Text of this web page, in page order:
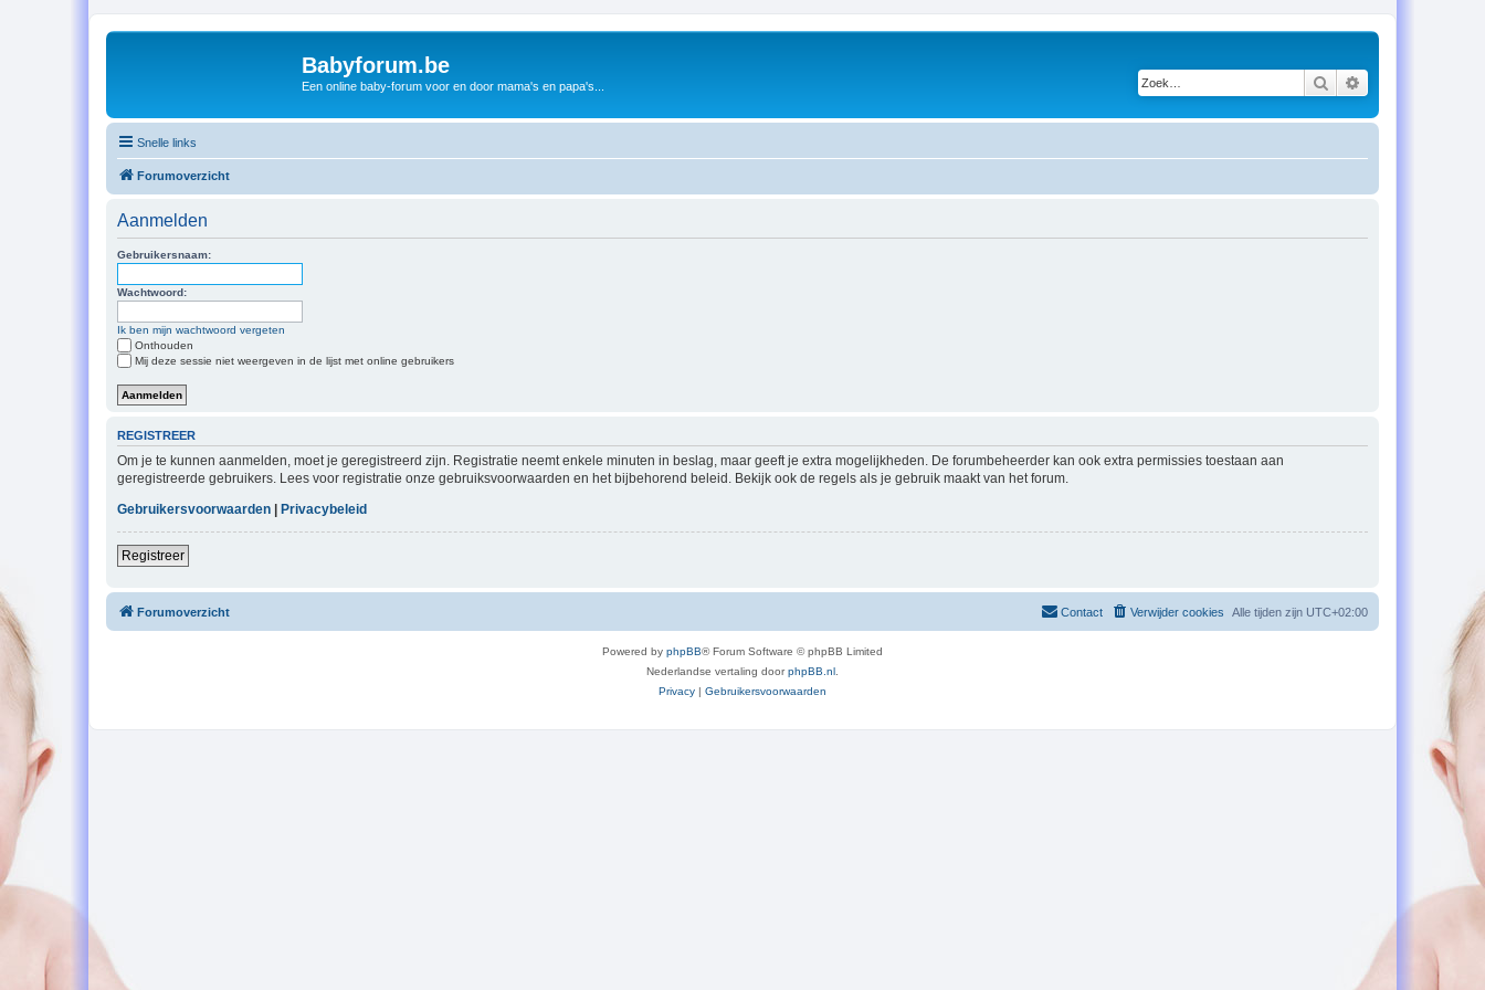
Babyforum.be
Een online baby-forum voor en door mama's en papa's... Zoek
Snelle links
Forumoverzicht
Aanmelden
Gebruikersnaam:
Wachtwoord:
Ik ben mijn wachtwoord vergeten
Onthouden
Mij deze sessie niet weergeven in de lijst met online gebruikers
REGISTREER
Om je te kunnen aanmelden, moet je geregistreerd zijn. Registratie neemt enkele minuten in beslag, maar geeft je extra mogelijkheden. De forumbeheerder kan ook extra permissies toestaan aan
geregistreerde gebruikers. Lees voor registratie onze gebruiksvoorwaarden en het bijbehorend beleid. Bekijk ook de regels als je gebruik maakt van het forum.
Gebruikersvoorwaarden
Privacybeleid
Registreer
Forumoverzicht Alle tijden zijn UTC+02:00
Verwijder cookies
Contact
Powered by phpBB® Forum Software © phpBB Limited
Nederlandse vertaling doorphpBB.nl
Privacy | Gebruikersvoorwaarden